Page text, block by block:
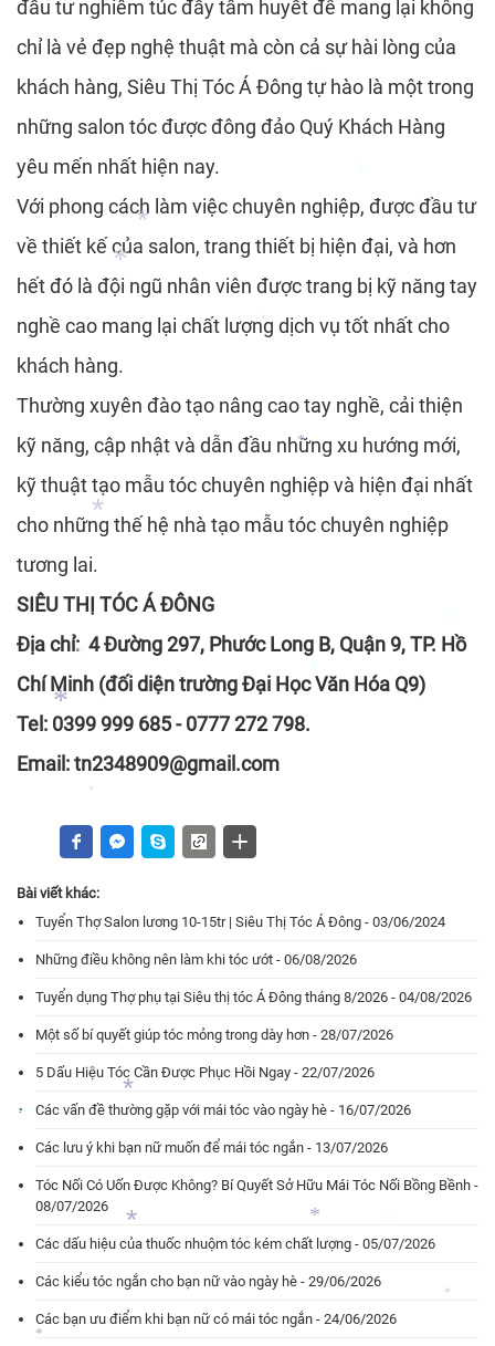
*
*
*
*
*
*
*
*
*
*
*
đầu tư nghiêm túc đầy tâm huyết để mang lại không
chỉ là vẻ đẹp nghệ thuật mà còn cả sự hài lòng của
khách hàng, Siêu Thị Tóc Á Đông tự hào là một trong
những salon tóc được đông đảo Quý Khách Hàng
yêu mến nhất hiện nay.
Với phong cách làm việc chuyên nghiệp, được đầu tư
về thiết kế của salon, trang thiết bị hiện đại, và hơn
hết đó là đội ngũ nhân viên được trang bị kỹ năng tay
nghề cao mang lại chất lượng dịch vụ tốt nhất cho
khách hàng.
Thường xuyên đào tạo nâng cao tay nghề, cải thiện
kỹ năng, cập nhật và dẫn đầu những xu hướng mới,
kỹ thuật tạo mẫu tóc chuyên nghiệp và hiện đại nhất
cho những thế hệ nhà tạo mẫu tóc chuyên nghiệp
tương lai.
SIÊU THỊ TÓC Á ĐÔNG
Địa chỉ: 4 Đường 297, Phước Long B, Quận 9, TP. Hồ
Chí Minh (đối diện trường Đại Học Văn Hóa Q9)
Tel: 0399 999 685 - 0777 272 798.
Email: tn2348909@gmail.com
Bài viết khác:
Tuyển Thợ Salon lương 10-15tr | Siêu Thị Tóc Á Đông - 03/06/2024
Những điều không nên làm khi tóc ướt - 06/08/2026
Tuyển dụng Thợ phụ tại Siêu thị tóc Á Đông tháng 8/2026 - 04/08/2026
Một số bí quyết giúp tóc mỏng trong dày hơn - 28/07/2026
5 Dấu Hiệu Tóc Cần Được Phục Hồi Ngay - 22/07/2026
Các vấn đề thường gặp với mái tóc vào ngày hè - 16/07/2026
Các lưu ý khi bạn nữ muốn để mái tóc ngắn - 13/07/2026
Tóc Nối Có Uốn Được Không? Bí Quyết Sở Hữu Mái Tóc Nối Bồng Bềnh -
08/07/2026
Các dấu hiệu của thuốc nhuộm tóc kém chất lượng - 05/07/2026
Các kiểu tóc ngắn cho bạn nữ vào ngày hè - 29/06/2026
Các bạn ưu điểm khi bạn nữ có mái tóc ngắn - 24/06/2026